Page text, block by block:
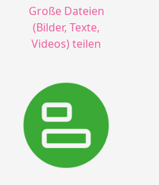
Große Dateien
(Bilder, Texte,
Videos) teilen